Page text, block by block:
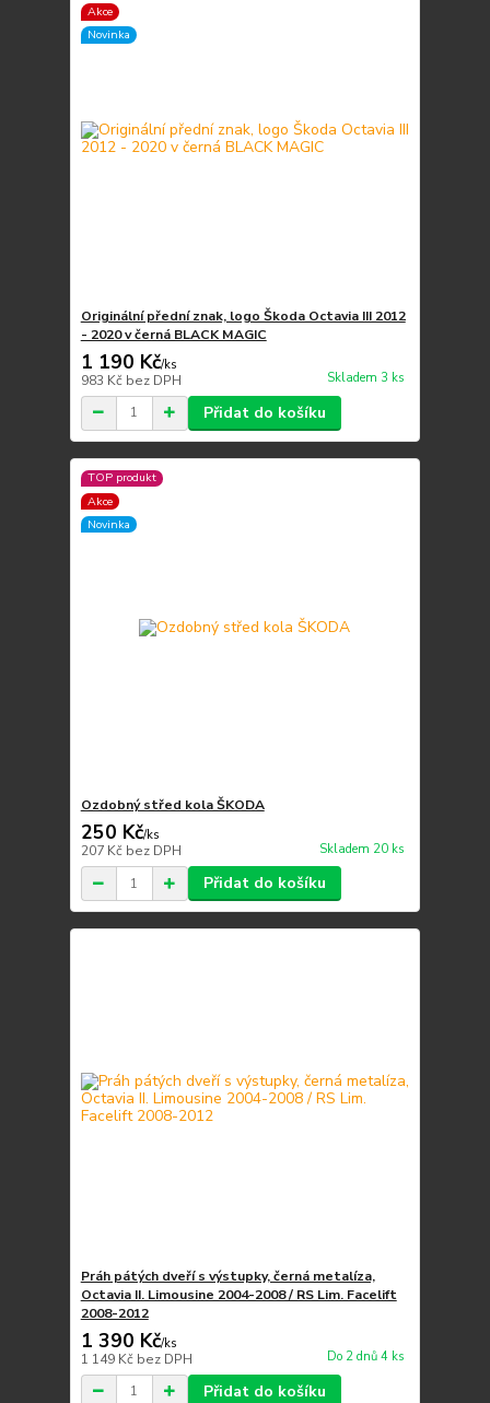
Akce
Novinka
Originální přední znak, logo Škoda Octavia III 2012
- 2020 v černá BLACK MAGIC
1 190 Kč/ks
983 Kč bez DPH Skladem 3 ks
Přidat do košíku
TOP produkt
Akce
Novinka
Ozdobný střed kola ŠKODA
250 Kč/ks
207 Kč bez DPH Skladem 20 ks
Přidat do košíku
Práh pátých dveří s výstupky, černá metalíza,
Octavia II. Limousine 2004-2008 / RS Lim. Facelift
2008-2012
1 390 Kč/ks
1 149 Kč bez DPH Do 2 dnů 4 ks
Přidat do košíku